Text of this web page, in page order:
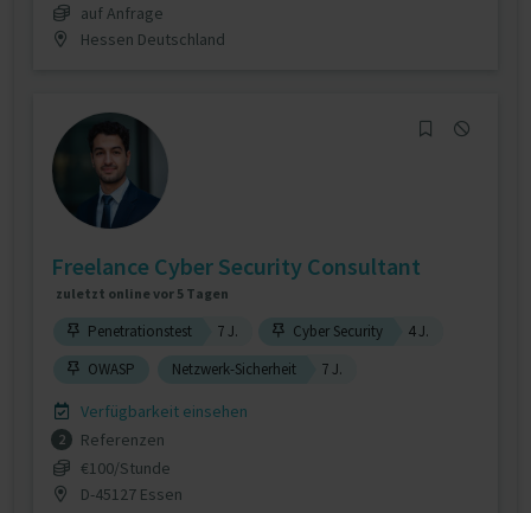
auf Anfrage
Hessen Deutschland
Freelance Cyber Security Consultant
zuletzt online vor 5 Tagen
Penetrationstest 7 J. Cyber Security
4 J.
OWASP
Netzwerk-Sicherheit 7 J.
Verfügbarkeit einsehen
2
Referenzen
€100/Stunde
D-45127 Essen